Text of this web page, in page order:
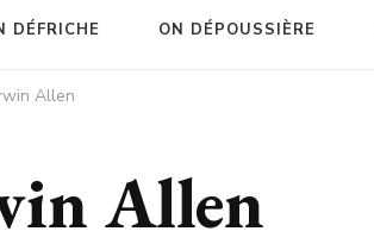
DÉFRICHE ON DÉPOUSSIÈRE
Allen
Allen